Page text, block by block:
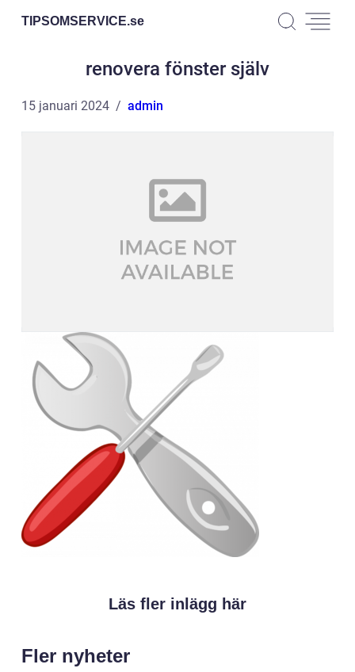
TIPSOMSERVICE.se
renovera fönster själv
15 januari 2024 admin
Läs fler inlägg här
Fler nyheter